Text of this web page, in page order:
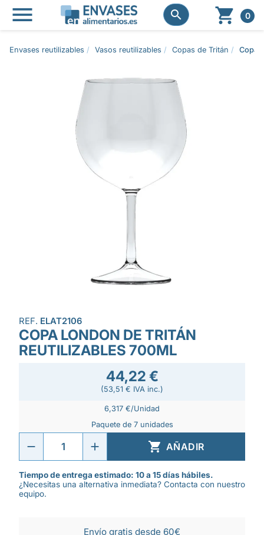
 
  0
Envases reutilizables Vasos reutilizables Copas de Tritán Copa
REF. ELAT2106
COPA LONDON DE TRITÁN
REUTILIZABLES 700ML
44,22 €
(53,51 € IVA inc.)
6,317 €/Unidad
Paquete de 7 unidades
 AÑADIR
Tiempo de entrega estimado: 10 a 15 días hábiles.
¿Necesitas una alternativa inmediata? Contacta con nuestro
equipo.
Envío gratis desde 60€